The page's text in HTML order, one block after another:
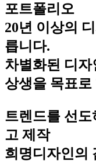
포트폴리오
20년 이상의
릅니다.
차별화된 디자
상생을 목표로
트렌드를 선도
고 제작
희명디자인의